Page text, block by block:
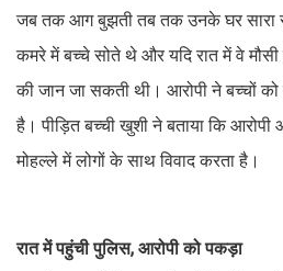
जब तक आग बुझती तब तक उनके घर सारा
कमरे में बच्चे सोते थे और यदि रात में वे मौसी
की जान जा सकती थी। आरोपी ने बच्चों को
है। पीड़ित बच्ची खुशी ने बताया कि
मोहल्ले में लोगों के साथ विवाद करता है।
रात में पहुंची पुलिस, आरोपी को पकड़ा